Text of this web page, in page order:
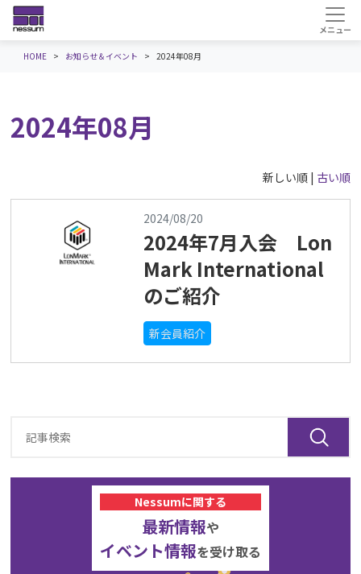
HOME お知らせ＆イベント 2024年08月
2024年08月
新しい順 | 古い順
2024/08/20
2024年7月入会 Lon
Mark International
のご紹介
新会員紹介
Nessumに関する
最新情報や
イベント情報を受け取る